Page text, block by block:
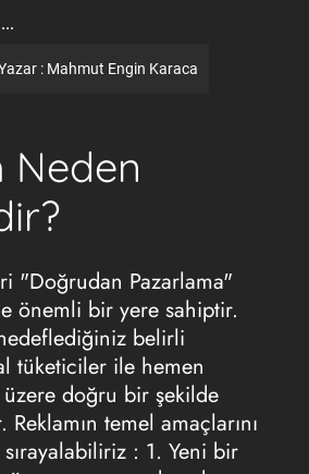
: Mahmut Engin Karaca
Neden
"Doğrudan Pazarlama"
önemli bir yere sahiptir.
belirli
tüketiciler ile hemen
doğru bir şekilde
Reklamın temel amaçlarını
sırayalabiliriz : 1. Yeni bir